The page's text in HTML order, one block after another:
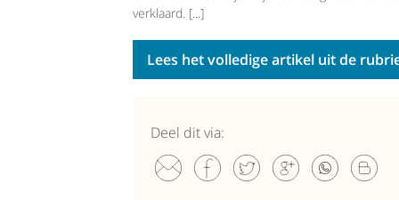
verklaard. [...]
Lees het volledige artikel uit de
Deel dit via: